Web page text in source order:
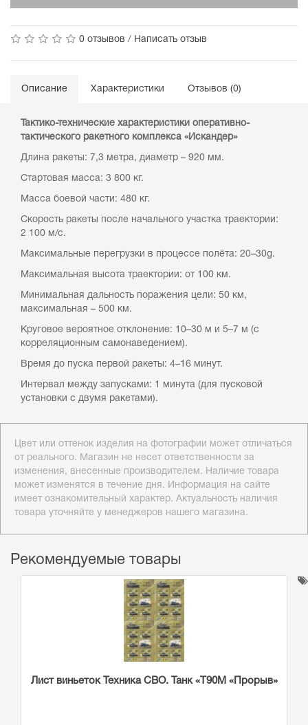
0 отзывов / Написать отзыв
Описание Характеристики Отзывов (0)
Тактико-технические характеристики оперативно-
тактического ракетного комплекса «Искандер»
Длина ракеты: 7,3 метра, диаметр – 920 мм.
Стартовая масса: 3 800 кг.
Масса боевой части: 480 кг.
Скорость ракеты после начального участка траектории:
2 100 м/с.
Максимальные перегрузки в процессе полёта: 20–30g.
Максимальная высота траектории: от 100 км.
Минимальная дальность поражения цели: 50 км,
максимальная – 500 км.
Круговое вероятное отклонение: 10–30 м и 5–7 м (с
корреляционным самонаведением).
Время до пуска первой ракеты: 4–16 минут.
Интервал между запусками: 1 минута (для пусковой
установки с двумя ракетами).
Цвет или оттенок изделия на фотографии может отличаться
от реального. Магазин не несет ответственности за
изменения, внесенные производителем. Наличие товара
может изменятся в течение дня. Информация на сайте
имеет ознакомительный характер. Актуальность наличия
товара уточняйте у менеджеров нашего магазина.
Рекомендуемые товары
Лист виньеток Техника СВО. Танк «Т90М «Прорыв»